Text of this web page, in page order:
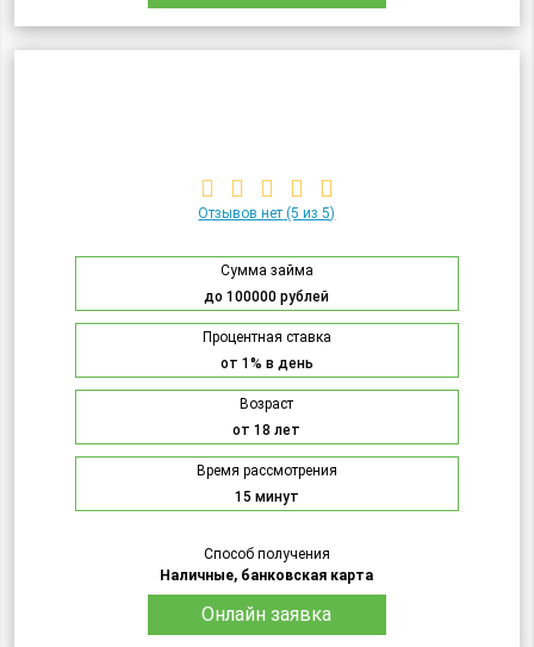
Отзывов нет (5 из 5)
Сумма займа
до 100000 рублей
Процентная ставка
от 1% в день
Возраст
от 18 лет
Время рассмотрения
15 минут
Способ получения
Наличные, банковская карта
Онлайн заявка